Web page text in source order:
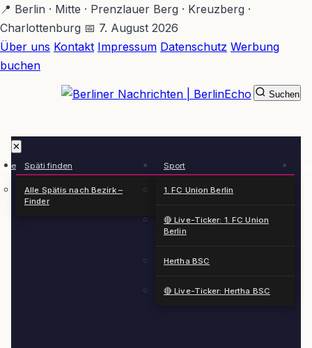
Zum
Hauptinhalt
springen
📍 Berlin · Mitte · Prenzlauer Berg · Kreuzberg ·
Charlottenburg 📅 7. August 2026
Über uns Kontakt Impressum Datenschutz Werbung
buchen
✕
Späti finden
Alle Spätis nach Bezirk –
Finder
Sport
1. FC Union Berlin
🔴 Live-Ticker: 1. FC Union
Berlin
Hertha BSC
🔴 Live-Ticker: Hertha BSC
Suchen